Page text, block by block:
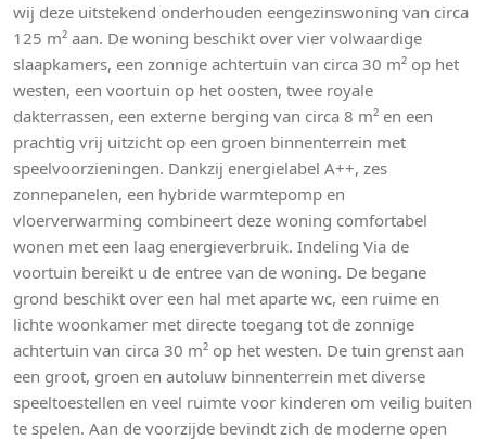
wij deze uitstekend onderhouden eengezinswoning van circa
125 m² aan. De woning beschikt over vier volwaardige
slaapkamers, een zonnige achtertuin van circa 30 m² op het
westen, een voortuin op het oosten, twee royale
dakterrassen, een externe berging van circa 8 m² en een
prachtig vrij uitzicht op een groen binnenterrein met
speelvoorzieningen. Dankzij energielabel A++, zes
zonnepanelen, een hybride warmtepomp en
vloerverwarming combineert deze woning comfortabel
wonen met een laag energieverbruik. Indeling Via de
voortuin bereikt u de entree van de woning. De begane
grond beschikt over een hal met aparte wc, een ruime en
lichte woonkamer met directe toegang tot de zonnige
achtertuin van circa 30 m² op het westen. De tuin grenst aan
een groot, groen en autoluw binnenterrein met diverse
speeltoestellen en veel ruimte voor kinderen om veilig buiten
te spelen. Aan de voorzijde bevindt zich de moderne open